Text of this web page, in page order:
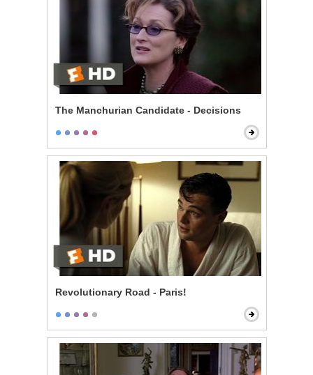
The Manchurian Candidate - Decisions
Revolutionary Road - Paris!